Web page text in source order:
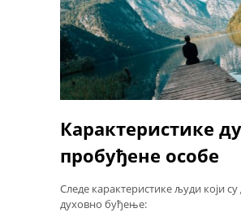
Карактеристике
пробуђене особе
Следе карактеристике људи који су
духовно буђење: